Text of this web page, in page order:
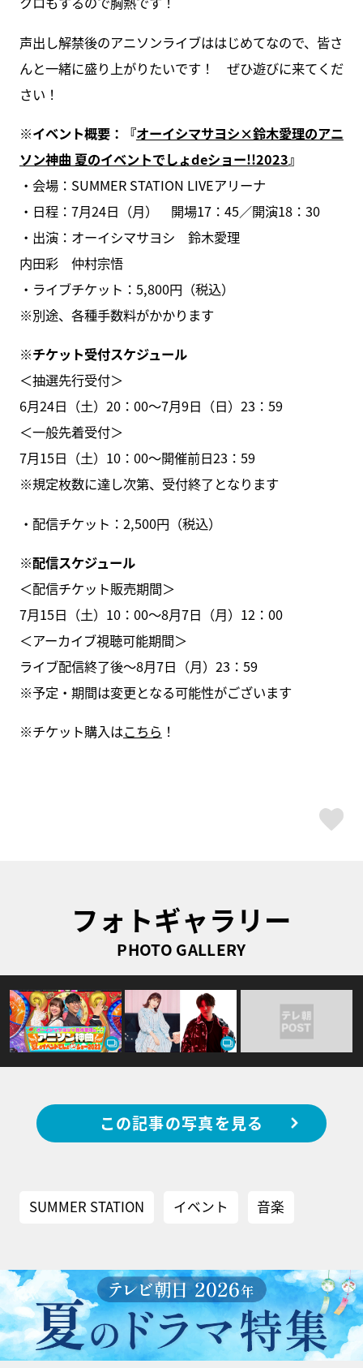
声出し解禁後のアニソンライブははじめてなので、皆さ
んと一緒に盛り上がりたいです！ ぜひ遊びに来てくだ
さい！
※イベント概要：『オーイシマサヨシ×鈴木愛理のアニ
ソン神曲 夏のイベントでしょdeショー!!2023』
・会場：SUMMER STATION LIVEアリーナ
・日程：7月24日（月） 開場17：45／開演18：30
・出演：オーイシマサヨシ 鈴木愛理
内田彩 仲村宗悟
・ライブチケット：5,800円（税込）
※別途、各種手数料がかかります
※チケット受付スケジュール
＜抽選先行受付＞
6月24日（土）20：00～7月9日（日）23：59
＜一般先着受付＞
7月15日（土）10：00～開催前日23：59
※規定枚数に達し次第、受付終了となります
・配信チケット：2,500円（税込）
※配信スケジュール
＜配信チケット販売期間＞
7月15日（土）10：00～8月7日（月）12：00
＜アーカイブ視聴可能期間＞
ライブ配信終了後〜8月7日（月）23：59
※予定・期間は変更となる可能性がございます
※チケット購入はこちら ！
フォトギャラリー
PHOTO GALLERY
この記事の写真を見る
SUMMER STATION イベント 音楽